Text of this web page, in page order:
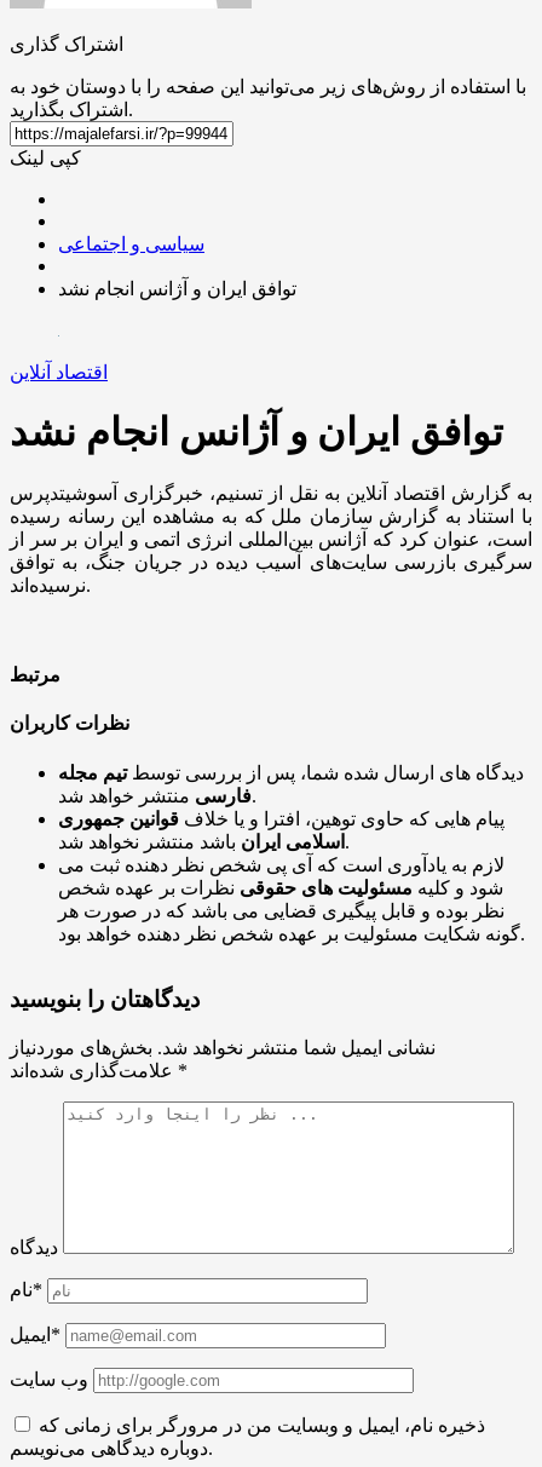
اشتراک گذاری
با استفاده از روش‌های زیر می‌توانید این صفحه را با دوستان خود به
اشتراک بگذارید.
کپی لینک
سیاسی و اجتماعی
توافق ایران و آژانس انجام نشد
اقتصاد آنلاین
توافق ایران و آژانس انجام نشد
به گزارش اقتصاد آنلاین به نقل از تسنیم، خبرگزاری آسوشیتدپرس
با استناد به گزارش سازمان ملل که به مشاهده این رسانه رسیده
است، عنوان کرد که آژانس بین‌المللی انرژی اتمی و ایران بر سر از
سرگیری بازرسی سایت‌های آسیب دیده در جریان جنگ، به توافق
نرسیده‌اند.
مرتبط
نظرات کاربران
دیدگاه های ارسال شده شما، پس از بررسی توسطتیم مجله
فارسیمنتشر خواهد شد.
پیام هایی که حاوی توهین، افترا و یا خلاف قوانین جمهوری
اسلامی ایران باشد منتشر نخواهد شد.
لازم به یادآوری است که آی پی شخص نظر دهنده ثبت می
شود و کلیه مسئولیت های حقوقی نظرات بر عهده شخص
نظر بوده و قابل پیگیری قضایی می باشد که در صورت هر
گونه شکایت مسئولیت بر عهده شخص نظر دهنده خواهد بود.
دیدگاهتان را بنویسید
نشانی ایمیل شما منتشر نخواهد شد. بخش‌های موردنیاز
*
دیدگاه
نام*
ایمیل*
وب سایت
ذخیره نام، ایمیل و وبسایت من در مرورگر برای زمانی که
دوباره دیدگاهی می‌نویسم.